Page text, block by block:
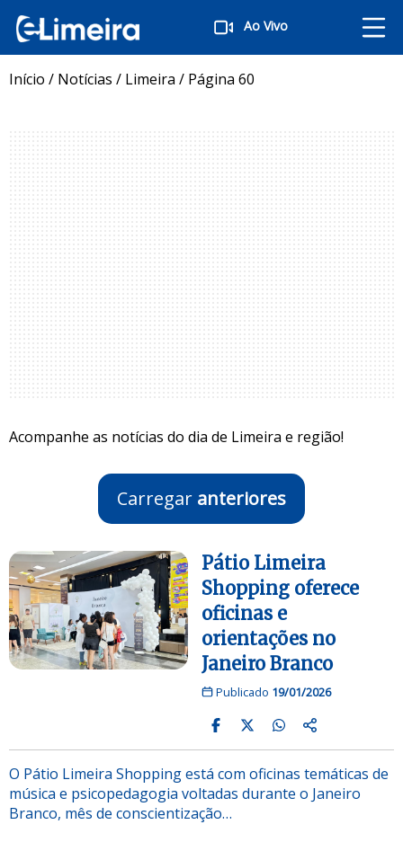
Ao Vivo
Início / Notícias / Limeira / Página 60
Acompanhe as notícias do dia de Limeira e região!
Carregar anteriores
Pátio Limeira
Shopping oferece
oficinas e
orientações no
Janeiro Branco
Publicado 19/01/2026
O Pátio Limeira Shopping está com oficinas temáticas de
música e psicopedagogia voltadas durante o Janeiro
Branco, mês de conscientização…